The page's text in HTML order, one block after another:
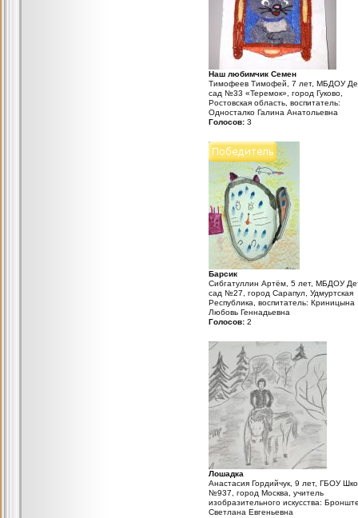
Наш любимчик Семен
Тимофеев Тимофей, 7 лет, МБДОУ
сад №33 «Теремок», город Гуково,
Ростовская область, воспитатель:
Односталко Галина Анатольевна
Голосов: 3
Барсик
Сибгатуллин Артём, 5 лет, МБДОУ
сад №27, город Сарапул, Удмуртская
Республика, воспитатель: Криницына
Любовь Геннадьевна
Голосов: 2
Лошадка
Анастасия Гордийчук, 9 лет, ГБОУ
№937, город Москва, учитель
изобразительного искусства:
Светлана Евгеньевна